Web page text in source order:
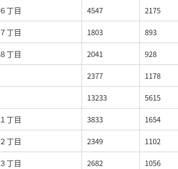
６丁目 4547 2175
７丁目 1803 893
８丁目 2041 928
2377 1178
13233 5615
１丁目 3833 1654
２丁目 2349 1102
３丁目 2682 1056